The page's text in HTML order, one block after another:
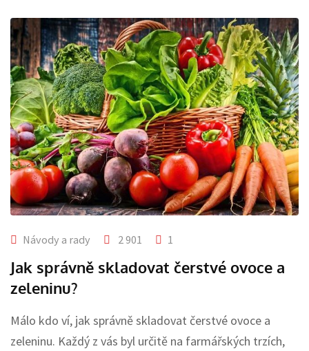
Návody a rady 2 901 1
Jak správně skladovat čerstvé ovoce a
zeleninu?
Málo kdo ví, jak správně skladovat čerstvé ovoce a
zeleninu. Každý z vás byl určitě na farmářských trzích,